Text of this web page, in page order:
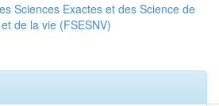
Sciences Exactes et des Science de
de la vie (FSESNV)